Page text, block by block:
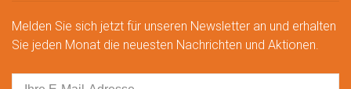
Melden Sie sich jetzt für unseren Newsletter an und erhalten
Sie jeden Monat die neuesten Nachrichten und Aktionen.